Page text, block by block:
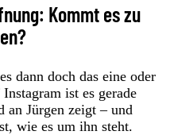
Kommt es zu
dann doch das eine oder
ist es gerade
an Jürgen zeigt – und
wie es um ihn steht.